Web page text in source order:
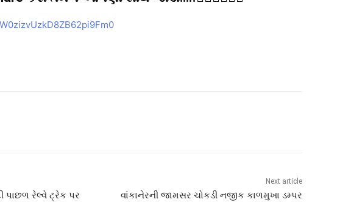
પાછળ રેલ્વે ટ્રેક પર
Next article
વાંકાનેરની જામસર ચોકડી નજીક કાળમુખા ડમ્પર